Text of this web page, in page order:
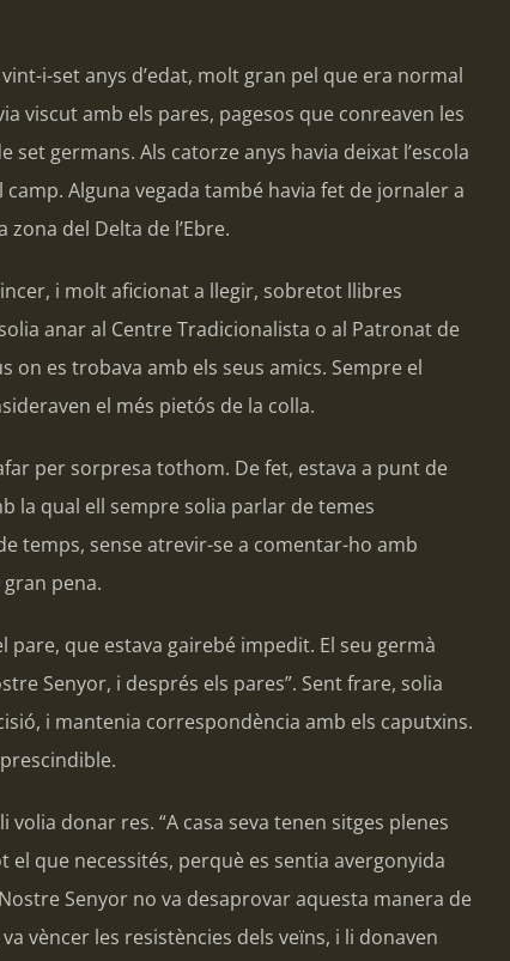
vint-i-set anys d’edat, molt gran pel que era normal
viscut amb els pares, pagesos que conreaven les
set germans. Als catorze anys havia deixat l’escola
Alguna vegada també havia fet de jornaler a
del Delta de l’Ebre.
i molt aficionat a llegir, sobretot llibres
anar al Centre Tradicionalista o al Patronat de
on es trobava amb els seus amics. Sempre el
el més pietós de la colla.
per sorpresa tothom. De fet, estava a punt de
la qual ell sempre solia parlar de temes
temps, sense atrevir-se a comentar-ho amb
pena.
pare, que estava gairebé impedit. El seu germà
Senyor, i després els pares”. Sent frare, solia
i mantenia correspondència amb els caputxins.
donar res. “A casa seva tenen sitges plenes
el que necessités, perquè es sentia avergonyida
Senyor no va desaprovar aquesta manera de
vèncer les resistències dels veïns, i li donaven